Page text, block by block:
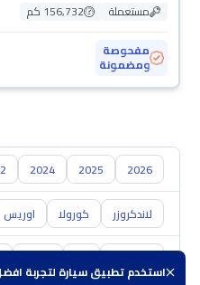
استخدم تطبيق سيارة لتجربة
مستعملة
156,732 كم
مفحوصة
ومضمونة
2026
2025
2024
لاندكروزر كورولا اوريس